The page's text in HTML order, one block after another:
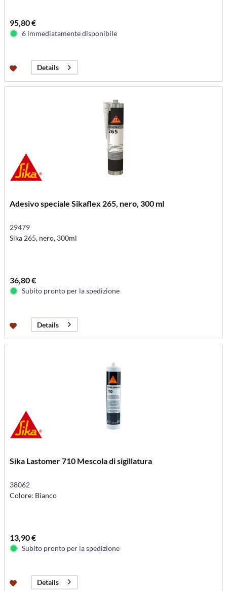
95,80 €
6 immediatamente disponibile
Details
Adesivo speciale Sikaflex 265, nero, 300 ml
29479
Sika 265, nero, 300ml
36,80 €
Subito pronto per la spedizione
Details
Sika Lastomer 710 Mescola di sigillatura
38062
Colore: Bianco
13,90 €
Subito pronto per la spedizione
Details